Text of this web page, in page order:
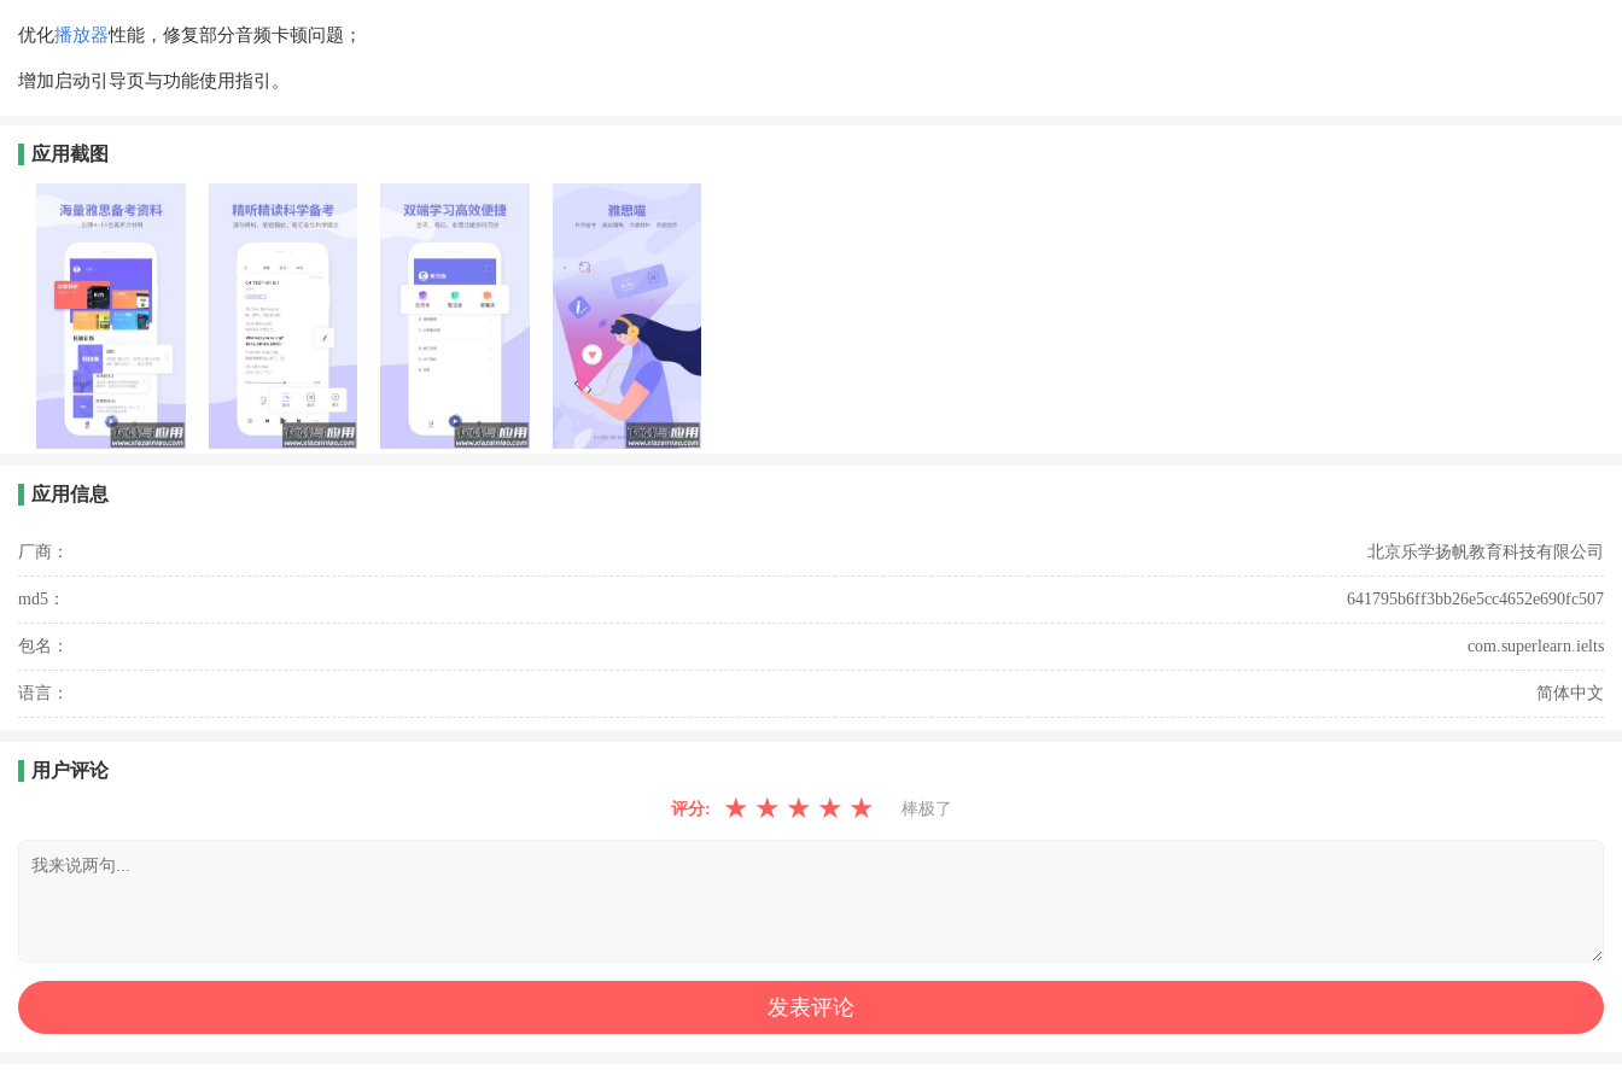
优化播放器性能，修复部分音频卡顿问题；
增加启动引导页与功能使用指引。
应用截图
应用信息
厂商： 北京乐学扬帆教育科技有限公司
md5： 641795b6ff3bb26e5cc4652e690fc507
包名： com.superlearn.ielts
语言： 简体中文
用户评论
评分: ★ ★ ★ ★ ★ 棒极了